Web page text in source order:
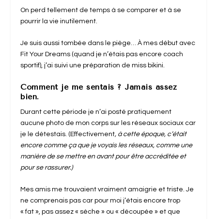
On perd tellement de temps à se comparer et à se
pourrir la vie inutilement.
Je suis aussi tombée dans le piège… À mes début avec
Fit Your Dreams (quand je n’étais pas encore coach
sportif), j’ai suivi une préparation de miss bikini.
Comment je me sentais ? Jamais assez
bien.
Durant cette période je n’ai posté pratiquement
aucune photo de mon corps sur les réseaux sociaux car
je le détestais. (Effectivement, à cette époque, c’était
encore comme ça que je voyais les réseaux, comme une
manière de se mettre en avant pour être accréditée et
pour se rassurer.)
Mes amis me trouvaient vraiment amaigrie et triste. Je
ne comprenais pas car pour moi j’étais encore trop
« fat », pas assez « sèche » ou « découpée » et que